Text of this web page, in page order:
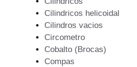
Cilindricos helicoidal
Cilindros vacios
Circometro
Cobalto (Brocas)
Compas